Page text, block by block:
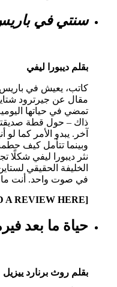
في باريس مع
ديبورا ليفي
يعيش في باريس، في
عن جيرترود شتاين.
في حياتها اليومية، ما
– حول قطة صديقتها
يبدو الأمر كما لو أنهم
تتأمل كيف حطمت أيقونة
ديبورا ليفي شكلًا تجريبيًا
الحقيقي لستاين –
صوت واحد. أنت ما تقرأه.
ما بعد فيرمير
روث برنارد ييزيل